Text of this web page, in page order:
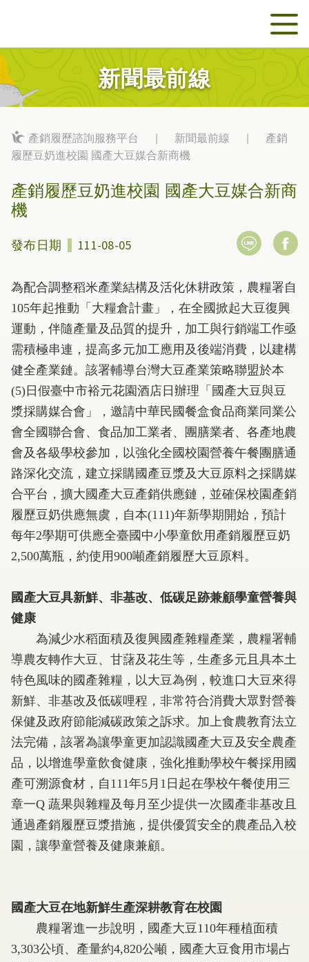
新聞最前線
產銷履歷諮詢服務平台 | 新聞最前線 |
產銷
履歷豆奶進校園 國產大豆媒合新商機
產銷履歷豆奶進校園 國產大豆媒合新商
機
發布日期 111-08-05
為配合調整稻米產業結構及活化休耕政策，農糧署自
105年起推動「大糧倉計畫」，在全國掀起大豆復興
運動，伴隨產量及品質的提升，加工與行銷端工作亟
需積極串連，提高多元加工應用及後端消費，以建構
健全產業鏈。該署輔導台灣大豆產業策略聯盟於本
(5)日假臺中市裕元花園酒店日辦理「國產大豆與豆
漿採購媒合會」，邀請中華民國餐盒食品商業同業公
會全國聯合會、食品加工業者、團膳業者、各產地農
會及各級學校參加，以強化全國校園營養午餐團膳通
路深化交流，建立採購國產豆漿及大豆原料之採購媒
合平台，擴大國產大豆產銷供應鏈，並確保校園產銷
履歷豆奶供應無虞，自本(111)年新學期開始，預計
每年2學期可供應全臺國中小學童飲用產銷履歷豆奶
2,500萬瓶，約使用900噸產銷履歷大豆原料。
國產大豆具新鮮、非基改、低碳足跡兼顧學童營養與
健康
為減少水稻面積及復興國產雜糧產業，農糧署輔
導農友轉作大豆、甘藷及花生等，生產多元且具本土
特色風味的國產雜糧，以大豆為例，較進口大豆來得
新鮮、非基改及低碳哩程，非常符合消費大眾對營養
保健及政府節能減碳政策之訴求。加上食農教育法立
法完備，該署為讓學童更加認識國產大豆及安全農產
品，以增進學童飲食健康，強化推動學校午餐採用國
產可溯源食材，自111年5月1日起在學校午餐使用三
章一Q 蔬果與雜糧及每月至少提供一次國產非基改且
通過產銷履歷豆漿措施，提供優質安全的農產品入校
園，讓學童營養及健康兼顧。
國產大豆在地新鮮生產深耕教育在校園
農糧署進一步說明，國產大豆110年種植面積
3,303公頃、產量約4,820公噸，國產大豆食用市場占